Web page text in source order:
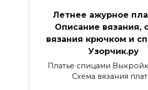
Летнее ажурное
Описание вязания,
вязания крючком и
Узорчик.ру
Платье спицами
Схема вязания